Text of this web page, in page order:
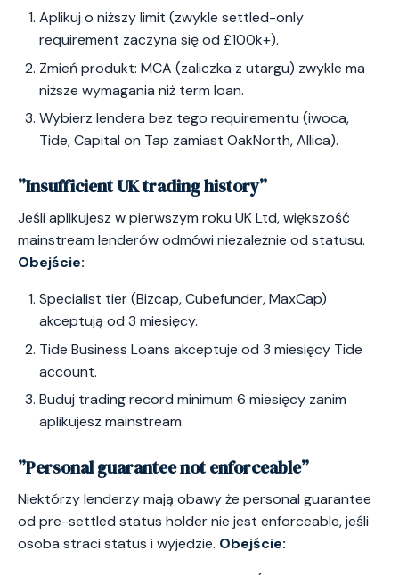
Aplikuj o niższy limit (zwykle settled-only
requirement zaczyna się od £100k+).
Zmień produkt: MCA (zaliczka z utargu) zwykle ma
niższe wymagania niż term loan.
Wybierz lendera bez tego requirementu (iwoca,
Tide, Capital on Tap zamiast OakNorth, Allica).
”Insufficient UK trading history”
Jeśli aplikujesz w pierwszym roku UK Ltd, większość
mainstream lenderów odmówi niezależnie od statusu.
Obejście:
Specialist tier (Bizcap, Cubefunder, MaxCap)
akceptują od 3 miesięcy.
Tide Business Loans akceptuje od 3 miesięcy Tide
account.
Buduj trading record minimum 6 miesięcy zanim
aplikujesz mainstream.
”Personal guarantee not enforceable”
Niektórzy lenderzy mają obawy że personal guarantee
od pre-settled status holder nie jest enforceable, jeśli
osoba straci status i wyjedzie. Obejście: